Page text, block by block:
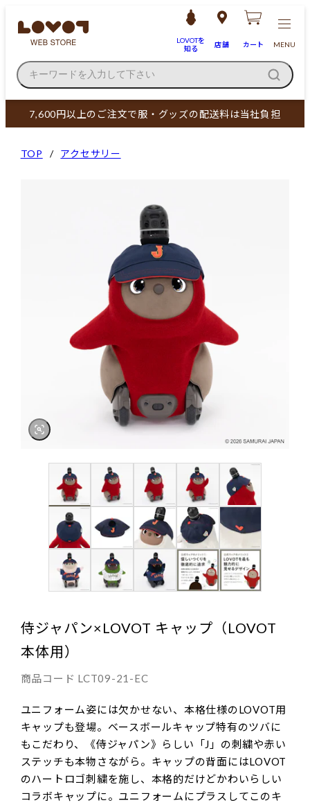
LOVOTを
知る
店舗 カート MENU
キーワードを入力して下さい
7,600円以上のご注文で服・グッズの配送料は当社負担
TOP アクセサリー
侍ジャパン×LOVOT キャップ（LOVOT
本体用）
商品コード LCT09-21-EC
ユニフォーム姿には欠かせない、本格仕様のLOVOT用
キャップも登場。ベースボールキャップ特有のツバに
もこだわり、《侍ジャパン》らしい「J」の刺繍や赤い
ステッチも本物さながら。キャップの背面にはLOVOT
のハートロゴ刺繍を施し、本格的だけどかわいらしい
コラボキャップに。ユニフォームにプラスしてこのキ